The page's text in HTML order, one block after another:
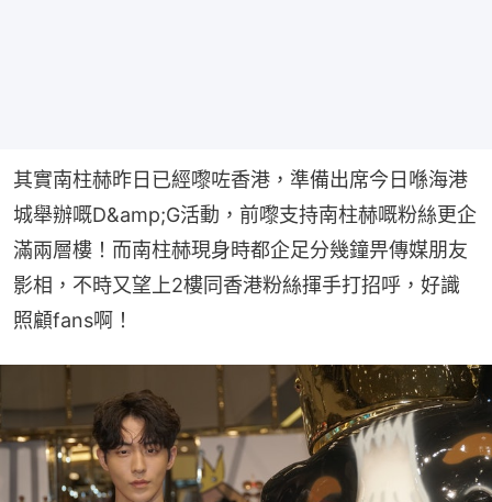
其實南柱赫昨日已經嚟咗香港，準備出席今日喺海港
城舉辦嘅D&amp;G活動，前嚟支持南柱赫嘅粉絲更企
滿兩層樓！而南柱赫現身時都企足分幾鐘畀傳媒朋友
影相，不時又望上2樓同香港粉絲揮手打招呼，好識
照顧fans啊！